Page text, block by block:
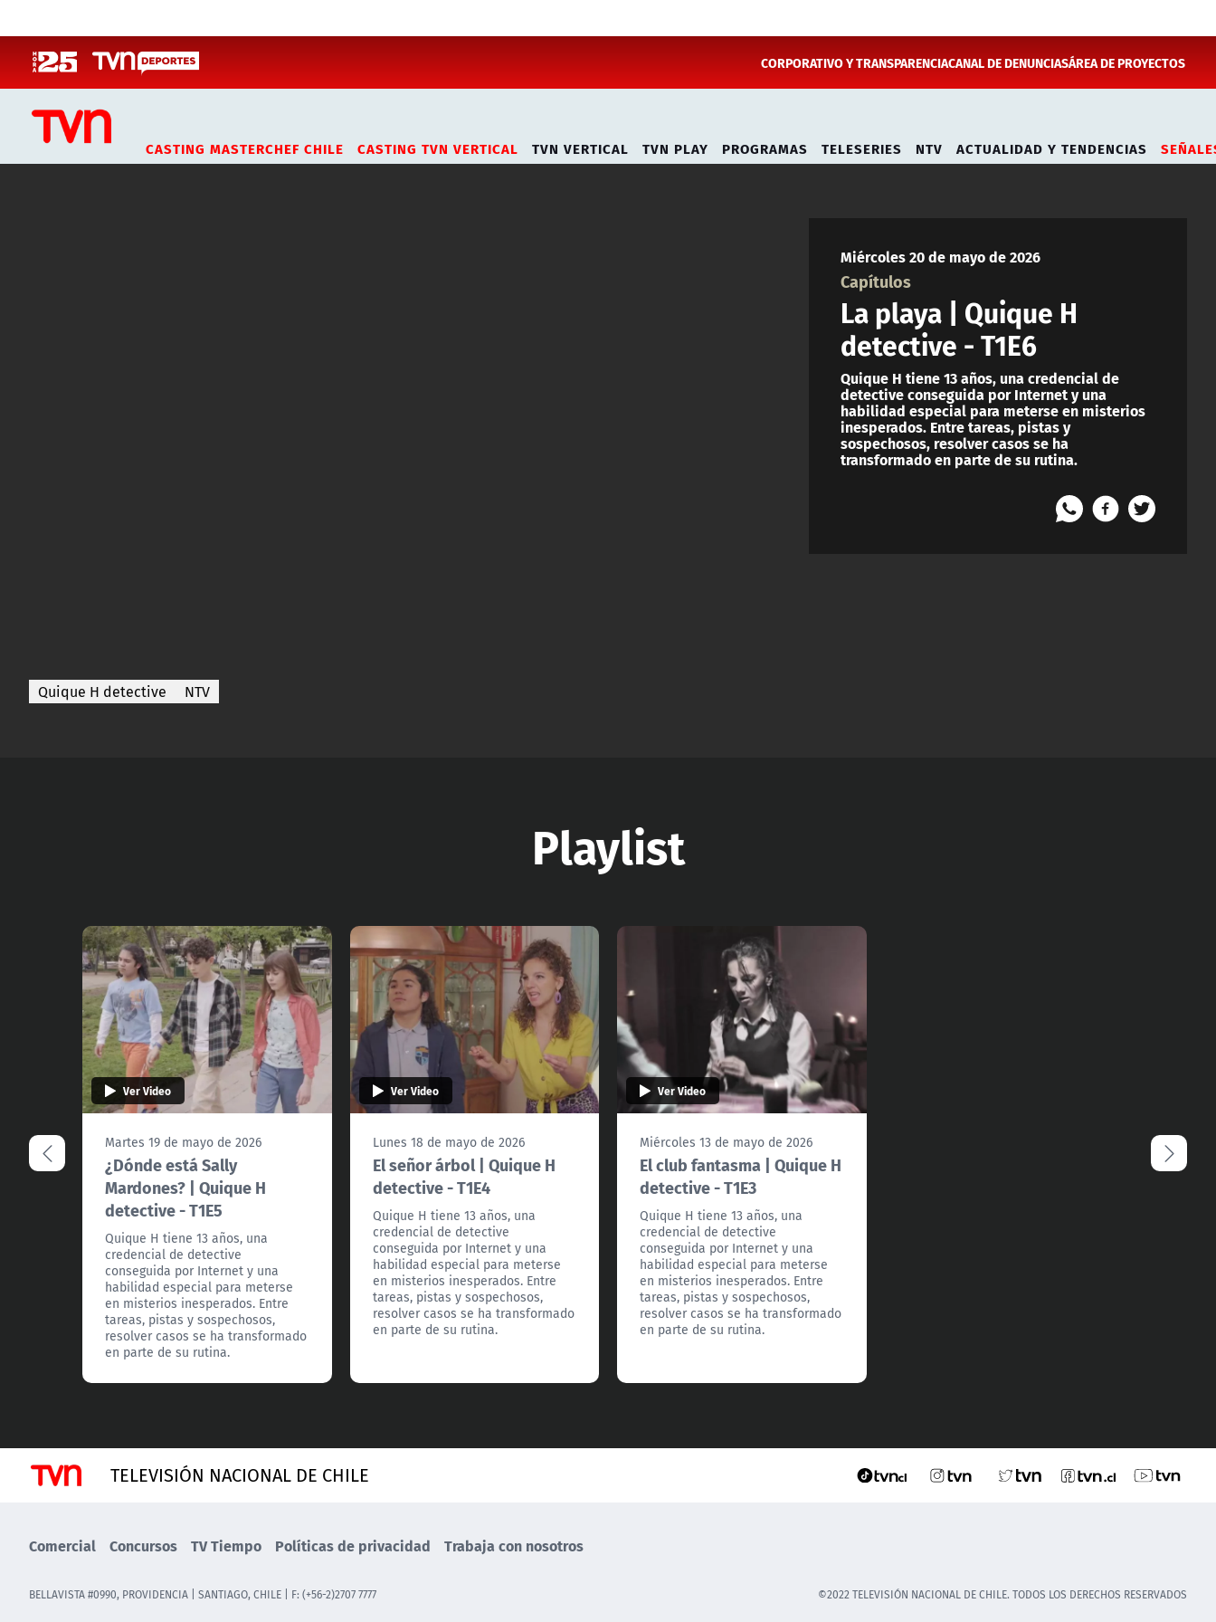
CORPORATIVO Y TRANSPARENCIACANAL DE DENUNCIASÁREA DE PROYECTOS
CASTING MASTERCHEF CHILE CASTING TVN VERTICAL TVN VERTICAL TVN PLAY PROGRAMAS TELESERIES NTV ACTUALIDAD Y TENDENCIAS
Miércoles 20 de mayo de 2026
Capítulos
La playa | Quique H
detective - T1E6
Quique H tiene 13 años, una credencial de
detective conseguida por Internet y una
habilidad especial para meterse en misterios
inesperados. Entre tareas, pistas y
sospechosos, resolver casos se ha
transformado en parte de su rutina.
Quique H detective NTV
Playlist
Ver Video
Martes 19 de mayo de 2026
¿Dónde está Sally
Mardones? | Quique H
detective - T1E5
Quique H tiene 13 años, una
credencial de detective
conseguida por Internet y una
habilidad especial para meterse
en misterios inesperados. Entre
tareas, pistas y sospechosos,
resolver casos se ha transformado
en parte de su rutina.
Ver Video
Lunes 18 de mayo de 2026
El señor árbol | Quique H
detective - T1E4
Quique H tiene 13 años, una
credencial de detective
conseguida por Internet y una
habilidad especial para meterse
en misterios inesperados. Entre
tareas, pistas y sospechosos,
resolver casos se ha transformado
en parte de su rutina.
Ver Video
Miércoles 13 de mayo de 2026
El club fantasma | Quique H
detective - T1E3
Quique H tiene 13 años, una
credencial de detective
conseguida por Internet y una
habilidad especial para meterse
en misterios inesperados. Entre
tareas, pistas y sospechosos,
resolver casos se ha transformado
en parte de su rutina.
TELEVISIÓN NACIONAL DE CHILE
Comercial Concursos TV Tiempo Políticas de privacidad Trabaja con nosotros
BELLAVISTA #0990, PROVIDENCIA | SANTIAGO, CHILE | F: (+56-2)2707 7777 ©2022 TELEVISIÓN NACIONAL DE CHILE. TODOS LOS DERECHOS RESERVADOS